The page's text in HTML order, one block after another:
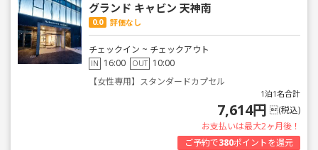
グランド キャビン 天神南
0.0 評価なし
チェックイン ~ チェックアウト
IN 16:00 OUT 10:00
【女性専用】スタンダードカプセル
1泊1名合計
7,614円 (税込)
お支払いは最大2ヶ月後！
ご予約で380ポイントを還元